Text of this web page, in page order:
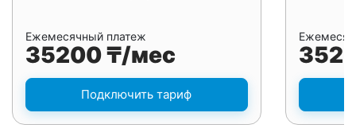
Ежемесячный платеж
35200 ₸/мес
Подключить тариф